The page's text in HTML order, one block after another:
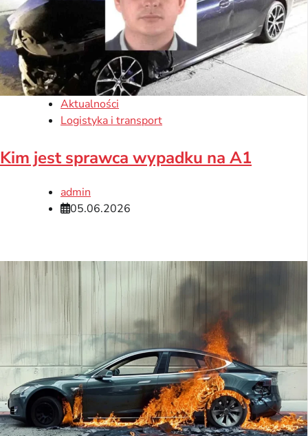
Aktualności
Logistyka i transport
Kim jest sprawca wypadku na A1
admin
05.06.2026